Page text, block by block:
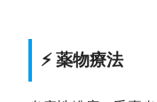
⚡ 薬物療法